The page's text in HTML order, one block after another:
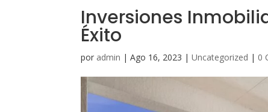
Inversiones
Éxito
por admin |Ago 16, 2023 |Uncategorized | 0